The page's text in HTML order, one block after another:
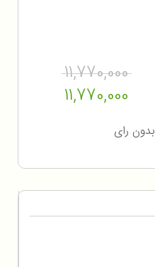
11,770,000
11,770,000
بدون رای